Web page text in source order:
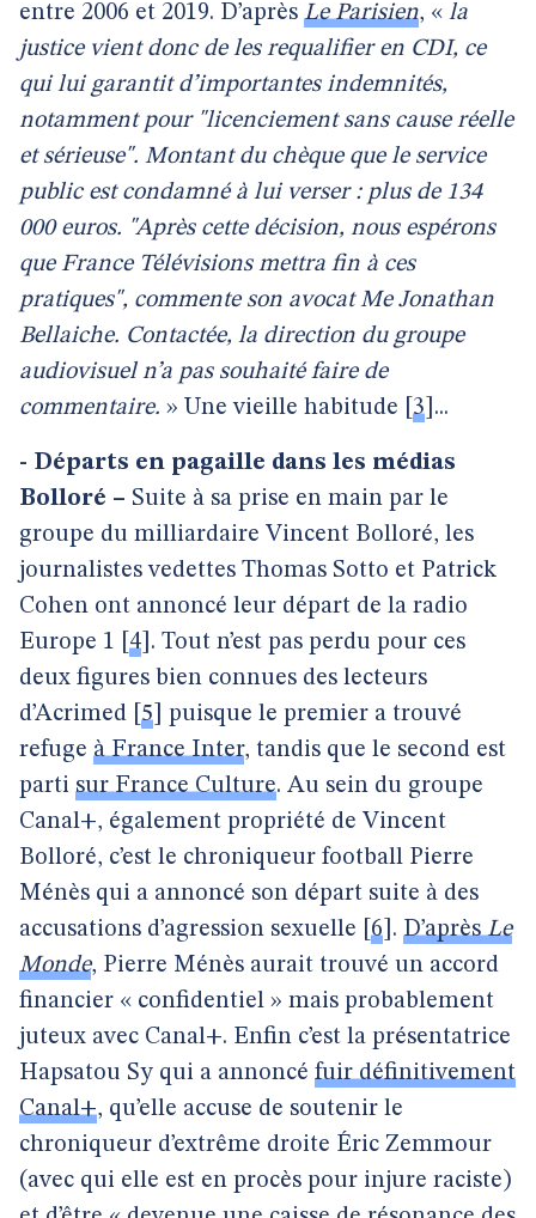
entre 2006 et 2019. D’après Le Parisien, « la
justice vient donc de les requalifier en CDI, ce
qui lui garantit d’importantes indemnités,
notamment pour "licenciement sans cause réelle
et sérieuse". Montant du chèque que le service
public est condamné à lui verser : plus de 134
000 euros. "Après cette décision, nous espérons
que France Télévisions mettra fin à ces
pratiques", commente son avocat Me Jonathan
Bellaiche. Contactée, la direction du groupe
audiovisuel n’a pas souhaité faire de
commentaire. » Une vieille habitude 3 ...
- Départs en pagaille dans les médias
Bolloré – Suite à sa prise en main par le
groupe du milliardaire Vincent Bolloré, les
journalistes vedettes Thomas Sotto et Patrick
Cohen ont annoncé leur départ de la radio
Europe 1
4 . Tout n’est pas perdu pour ces
deux figures bien connues des lecteurs
d’Acrimed 5
puisque le premier a trouvé
refuge à France Inter, tandis que le second est
parti sur France Culture. Au sein du groupe
Canal+, également propriété de Vincent
Bolloré, c’est le chroniqueur football Pierre
Ménès qui a annoncé son départ suite à des
accusations d’agression sexuelle
6 . D’aprèsLe
Monde, Pierre Ménès aurait trouvé un accord
financier « confidentiel » mais probablement
juteux avec Canal+. Enfin c’est la présentatrice
Hapsatou Sy qui a annoncé fuir définitivement
Canal+, qu’elle accuse de soutenir le
chroniqueur d’extrême droite Éric Zemmour
(avec qui elle est en procès pour injure raciste)